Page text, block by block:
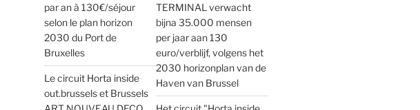
par an à 130€/séjour
selon le plan horizon
2030 du Port de
Bruxelles
Le circuit Horta inside
out.brussels et Brussels
TERMINAL verwacht
bijna 35.000 mensen
per jaar aan 130
euro/verblijf, volgens het
2030 horizonplan van de
Haven van Brussel